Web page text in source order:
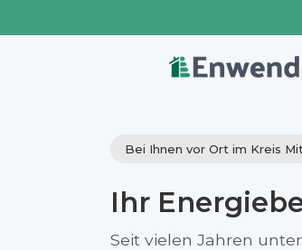
Bei Ihnen vor Ort im Kreis
Ihr
Seit vielen Jahren